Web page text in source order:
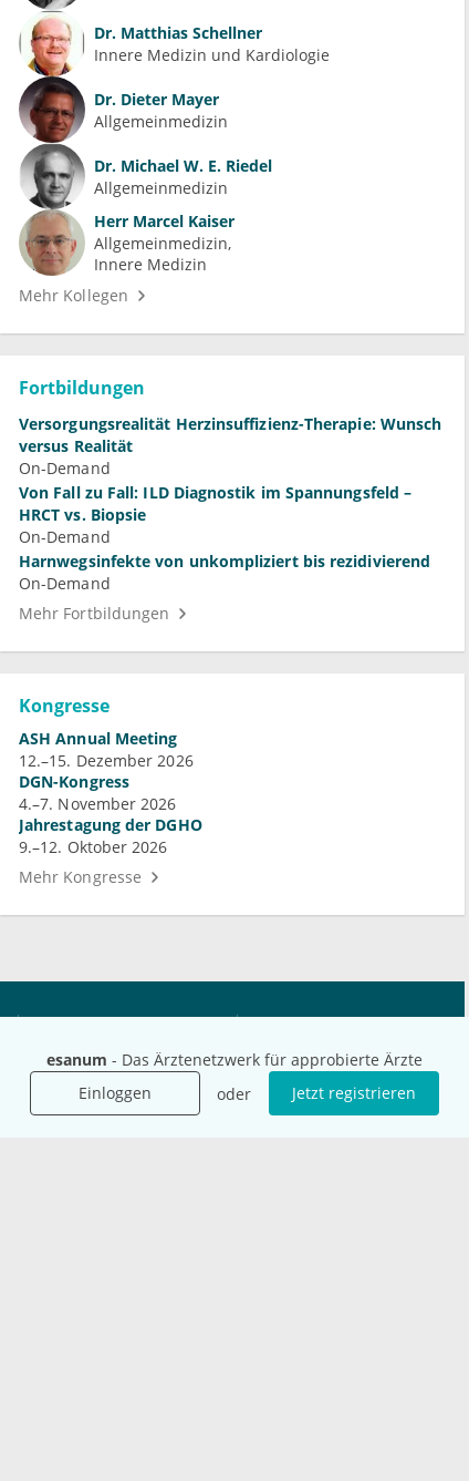
esanum - Das Ärztenetzwerk für approbierte Ärzte
Einloggen
oder Jetzt registrieren
Dr. Matthias Schellner
Innere Medizin und Kardiologie
Dr. Dieter Mayer
Allgemeinmedizin
Dr. Michael W. E. Riedel
Allgemeinmedizin
Herr Marcel Kaiser
Allgemeinmedizin
Innere Medizin
Mehr Kollegen
Fortbildungen
Versorgungsrealität Herzinsuffizienz-Therapie: Wunsch
versus Realität
On-Demand
Von Fall zu Fall: ILD Diagnostik im Spannungsfeld –
HRCT vs. Biopsie
On-Demand
Harnwegsinfekte von unkompliziert bis rezidivierend
On-Demand
Mehr Fortbildungen
Kongresse
ASH Annual Meeting
12.–15. Dezember 2026
DGN-Kongress
4.–7. November 2026
Jahrestagung der DGHO
9.–12. Oktober 2026
Mehr Kongresse
Das sind wir
Für Unternehmen
Für Agenturen
Ihre Fragen
Hilfe